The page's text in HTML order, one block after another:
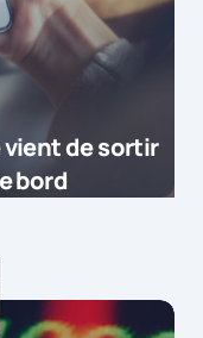
vient de sortir
bord